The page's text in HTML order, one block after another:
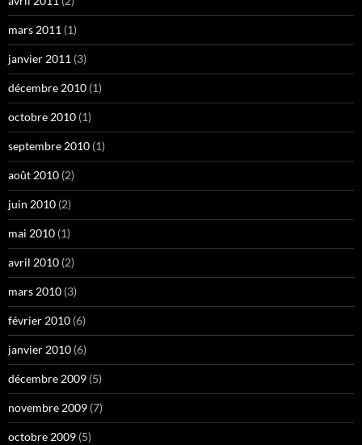
mars 2011 (1)
janvier 2011 (3)
décembre 2010 (1)
octobre 2010 (1)
septembre 2010 (1)
août 2010 (2)
juin 2010 (2)
mai 2010 (1)
avril 2010 (2)
mars 2010 (3)
février 2010 (6)
janvier 2010 (6)
décembre 2009 (5)
novembre 2009 (7)
octobre 2009 (5)